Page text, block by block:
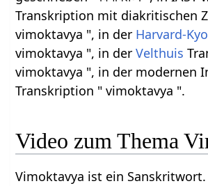
Transkription mit diakritischen
vimoktavya ", in der Harvard-
vimoktavya ", in derVelthuis
vimoktavya ", in der modernen
Transkription " vimoktavya ".
Video zum Thema
Vimoktavya ist ein